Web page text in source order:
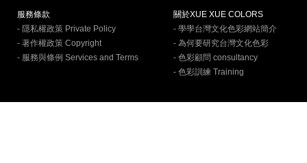
服務條款
- 隱私權政策 Private Policy
- 著作權政策 Copyright
- 服務與條例 Services and Terms
關於XUE XUE COLORS
- 學學台灣文化色彩網站簡介
- 為何要研究台灣文化色彩
- 色彩顧問 consultancy
- 色彩訓練 Training